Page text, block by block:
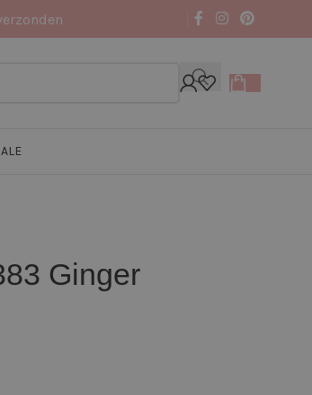
Ginger